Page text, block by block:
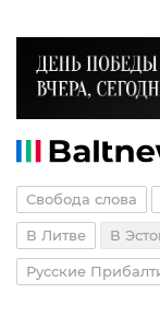
Свобода слова
В Литве В
Русские